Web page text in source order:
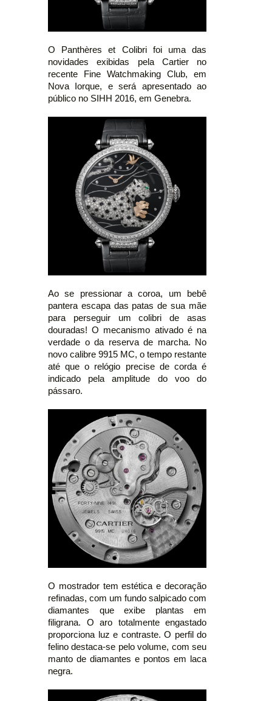
O Panthères et Colibri foi uma das
novidades exibidas pela Cartier no
recente Fine Watchmaking Club, em
Nova Iorque, e será apresentado ao
público no SIHH 2016, em Genebra.
Ao se pressionar a coroa, um bebê
pantera escapa das patas de sua mãe
para perseguir um colibri de asas
douradas! O mecanismo ativado é na
verdade o da reserva de marcha. No
novo calibre 9915 MC, o tempo restante
até que o relógio precise de corda é
indicado pela amplitude do voo do
pássaro.
O mostrador tem estética e decoração
refinadas, com um fundo salpicado com
diamantes que exibe plantas em
filigrana. O aro totalmente engastado
proporciona luz e contraste. O perfil do
felino destaca-se pelo volume, com seu
manto de diamantes e pontos em laca
negra.